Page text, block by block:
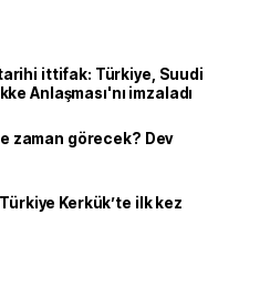
tarihi ittifak: Türkiye, Suudi
Anlaşması'nı imzaladı
zaman görecek? Dev
Kerkük’te ilk kez